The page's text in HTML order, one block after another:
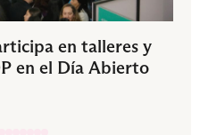
en talleres y
en el Día Abierto